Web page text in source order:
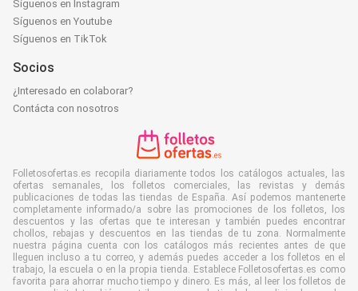
Síguenos en Instagram
Síguenos en Youtube
Síguenos en TikTok
Socios
¿Interesado en colaborar?
Contácta con nosotros
Folletosofertas.es recopila diariamente todos los catálogos actuales, las
ofertas semanales, los folletos comerciales, las revistas y demás
publicaciones de todas las tiendas de España. Así podemos mantenerte
completamente informado/a sobre las promociones de los folletos, los
descuentos y las ofertas que te interesan y también puedes encontrar
chollos, rebajas y descuentos en las tiendas de tu zona. Normalmente
nuestra página cuenta con los catálogos más recientes antes de que
lleguen incluso a tu correo, y además puedes acceder a los folletos en el
trabajo, la escuela o en la propia tienda. Establece Folletosofertas.es como
favorita para ahorrar mucho tiempo y dinero. Es más, al leer los folletos de